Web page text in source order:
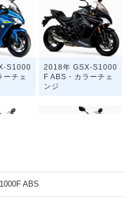
S1000
ーチェ
2018年 GSX-S1000
F ABS・カラーチェ
ンジ
・
ABS